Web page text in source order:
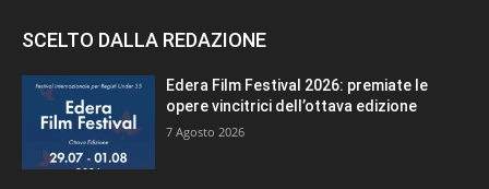
SCELTO DALLA REDAZIONE
Edera Film Festival 2026: premiate le
opere vincitrici dell’ottava edizione
7 Agosto 2026